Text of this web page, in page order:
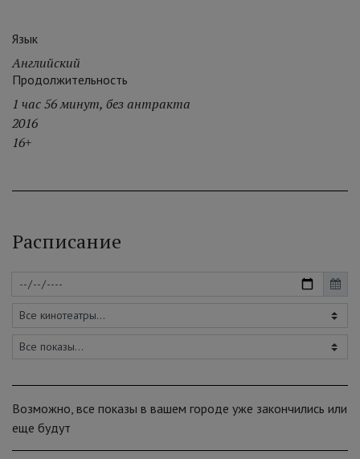
Язык
Английский
Продолжительность
1 час 56 минут, без антракта
2016
16+
Расписание
Возможно, все показы в вашем городе уже закончились или
еще будут